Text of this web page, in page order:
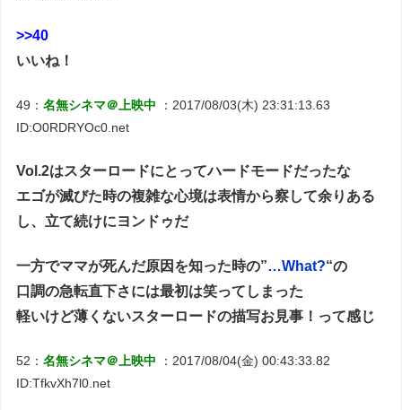
>>40
いいね！
49：名無シネマ＠上映中
：2017/08/03(木) 23:31:13.63
ID:O0RDRYOc0.net
Vol.2はスターロードにとってハードモードだったな
エゴが滅びた時の複雑な心境は表情から察して余りある
し、立て続けにヨンドゥだ
一方でママが死んだ原因を知った時の”…What?“の
口調の急転直下さには最初は笑ってしまった
軽いけど薄くないスターロードの描写お見事！って感じ
52：名無シネマ＠上映中
：2017/08/04(金) 00:43:33.82
ID:TfkvXh7l0.net